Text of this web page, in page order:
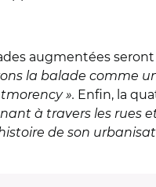
augmentées
la balade comme
». Enfin, la
à travers les
de son